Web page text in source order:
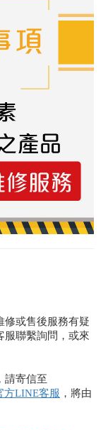
修或售後服務有疑
服聯繫詢問，或來
請寄信至
方LINE客服 ，將由